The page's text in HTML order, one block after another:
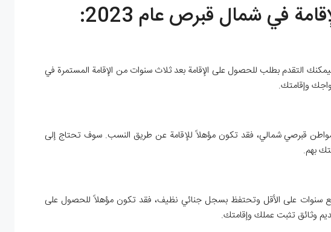
في شمال قبرص عام 2023:
التقدم بطلب للحصول على الإقامة بعد ثلاث سنوات من الإقامة المستمرة في
وإقامتك.
مواطن قبرصي شمالي، فقد تكون مؤهلاً للإقامة عن طريق النسب. سوف تحتاج إلى
بهم.
سنوات على الأقل وتحتفظ بسجل جنائي نظيف، فقد تكون مؤهلاً للحصول على
وثائق تثبت عملك وإقامتك.